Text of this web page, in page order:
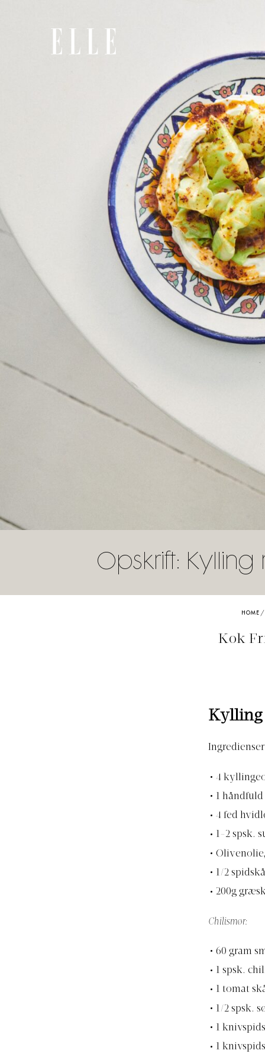
Opskrift:
HOME
Kok
Kylling
Ingredienser
4
1
4 fed
1-2 spsk.
1/2
200g
Chilismør:
60 gram
1 spsk.
1 tomat
1/2 spsk.
1
1